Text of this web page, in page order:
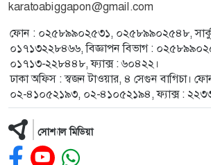
karatoabiggapon@gmail.com
ফোন : ০২৫৮৯৯০২৫৩১, ০২৫৮৯৯০২৫৪৮,
০১৭১৩২২৮৪৬৬, বিজ্ঞাপন বিভাগ :
০১৭১৩-২২৮৪৪৮, ফ্যাক্স : ৬০৪২২।
ঢাকা অফিস : স্বজন টাওয়ার, ৪ সেগুন বাগিচা।
০২-৪১০৫২১৯৩, ০২-৪১০৫২১৯৪, ফ্যাক্স :
সোশ্যাল মিডিয়া